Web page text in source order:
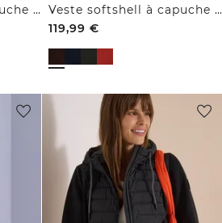
Veste softshell à capuche amovible
Veste softshell à capuche amovible
119,99 €